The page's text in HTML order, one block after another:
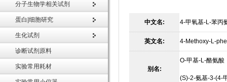
分子生物学相关试剂
蛋白|细胞研究
生化试剂
诊断试剂原料
实验常用耗材
中文名: 4-甲氧基-L-苯丙
英文名: 4-Methoxy-L-
别名:
O-甲基-L-酪氨酸
(S)-2-氨基-3-(4-